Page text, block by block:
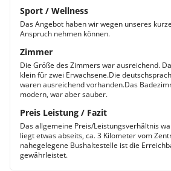
Sport / Wellness
Das Angebot haben wir wegen unseres
Anspruch nehmen können.
Zimmer
Die Größe des Zimmers war ausreichend.
klein für zwei Erwachsene.Die
waren ausreichend vorhanden.Das
modern, war aber sauber.
Preis Leistung / Fazit
Das allgemeine Preis/Leistungsverhältnis
liegt etwas abseits, ca. 3 Kilometer vom
nahegelegene Bushaltestelle ist die
gewährleistet.